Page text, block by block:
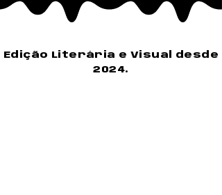
Edição Literária e Visual desde
2024.